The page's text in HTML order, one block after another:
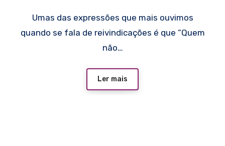
Umas das expressões que mais ouvimos
quando se fala de reivindicações é que “Quem
não…
Ler mais